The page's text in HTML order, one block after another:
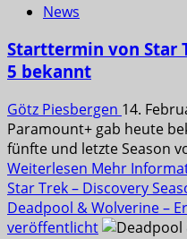
News
Starttermin von Star
5 bekannt
Götz Piesbergen 14.
Paramount+ gab heute
fünfte und letzte Season
Weiterlesen Mehr
Star Trek – Discovery
Deadpool & Wolverine –
veröffentlicht